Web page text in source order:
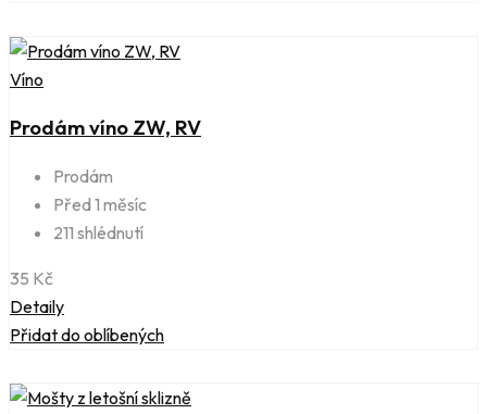
Víno
Prodám víno ZW, RV
Prodám
Před 1 měsíc
211 shlédnutí
35 Kč
Detaily
Přidat do oblíbených